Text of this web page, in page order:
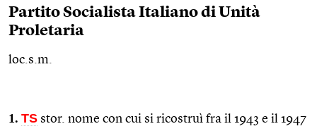
Partito Socialista Italiano di Unità
Proletaria
loc.s.m.
1. TS stor. nome con cui si ricostruì fra il 1943 e il 1947